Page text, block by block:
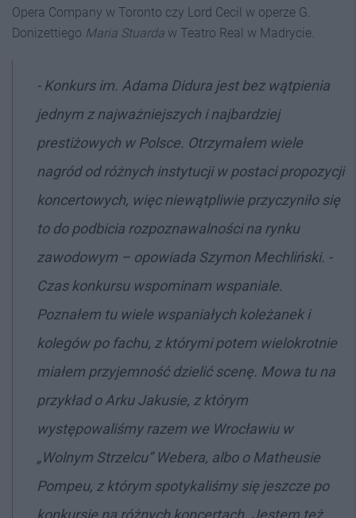
Opera Company w Toronto czy Lord Cecil w operze G.
Donizettiego Maria Stuarda w Teatro Real w Madrycie.
- Konkurs im. Adama Didura jest bez wątpienia
jednym z najważniejszych i najbardziej
prestiżowych w Polsce. Otrzymałem wiele
nagród od różnych instytucji w postaci propozycji
koncertowych, więc niewątpliwie przyczyniło się
to do podbicia rozpoznawalności na rynku
zawodowym – opowiada Szymon Mechliński. -
Czas konkursu wspominam wspaniale.
Poznałem tu wiele wspaniałych koleżanek i
kolegów po fachu, z którymi potem wielokrotnie
miałem przyjemność dzielić scenę. Mowa tu na
przykład o Arku Jakusie, z którym
występowaliśmy razem we Wrocławiu w
„Wolnym Strzelcu” Webera, albo o Matheusie
Pompeu, z którym spotykaliśmy się jeszcze po
konkursie na różnych koncertach. Jestem też